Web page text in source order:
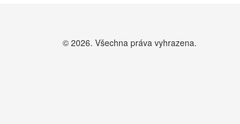
© 2026. Všechna práva vyhrazena.